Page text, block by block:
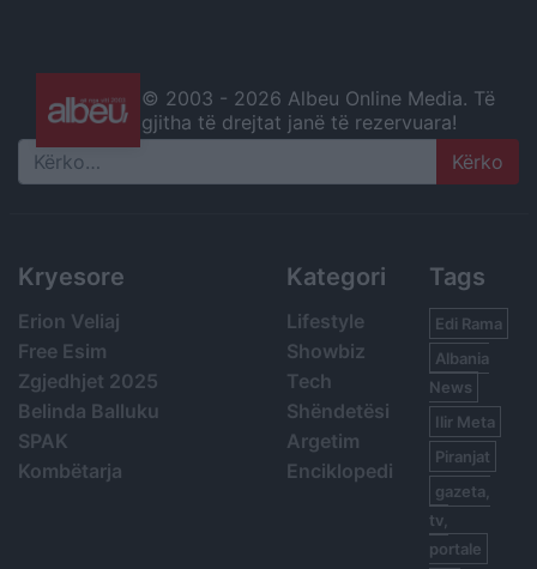
© 2003 - 2026 Albeu Online Media. Të
gjitha të drejtat janë të rezervuara!
Search
Kryesore
Erion Veliaj
Free Esim
Zgjedhjet 2025
Belinda Balluku
SPAK
Kombëtarja
Kategori
Lifestyle
Showbiz
Tech
Shëndetësi
Argetim
Enciklopedi
Tags
Edi Rama
Albania
News
Ilir Meta
Piranjat
gazeta,
tv,
portale